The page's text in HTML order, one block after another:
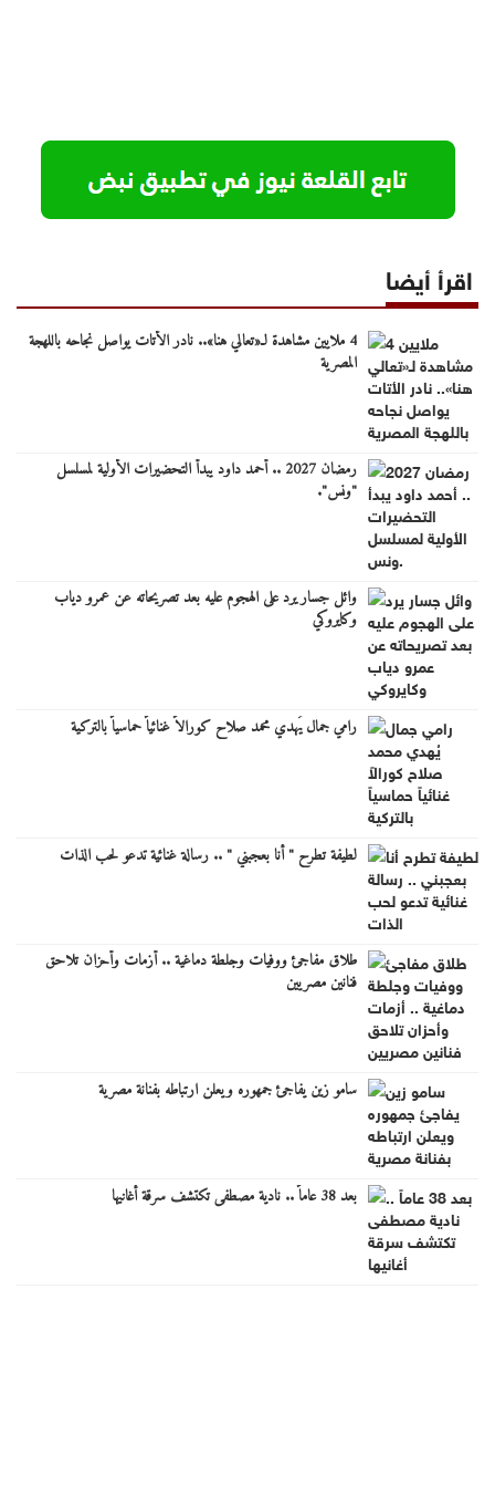
اقرأ أيضا
4 ملايين مشاهدة لـ«تعالي هنا».. نادر الأتات يواصل نجاحه باللهجة
المصرية
رمضان 2027 .. أحمد داود يبدأ التحضيرات الأولية لمسلسل
"ونس".
وائل جسار يرد على الهجوم عليه بعد تصريحاته عن عمرو دياب
وكايروكي
رامي جمال يُهدي محمد صلاح كورالاً غنائياً حماسياً بالتركية
لطيفة تطرح " أنا بعجبني " .. رسالة غنائية تدعو لحب الذات
طلاق مفاجئ ووفيات وجلطة دماغية .. أزمات وأحزان تلاحق
فنانين مصريين
سامو زين يفاجئ جمهوره ويعلن ارتباطه بفنانة مصرية
بعد 38 عاماً .. نادية مصطفى تكتشف سرقة أغانيها